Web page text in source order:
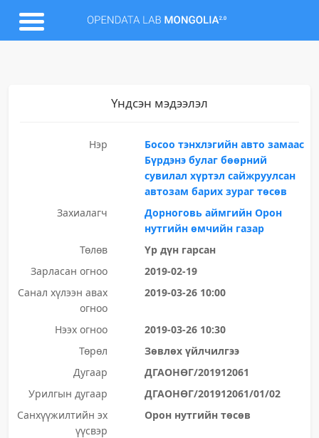
Үндсэн мэдээлэл
Нэр
Босоо тэнхлэгийн авто замаас
Бүрдэнэ булаг бөөрний
сувилал хүртэл сайжруулсан
автозам барих зураг төсөв
Захиалагч
Дорноговь аймгийн Орон
нутгийн өмчийн газар
Төлөв
Үр дүн гарсан
Зарласан огноо
2019-02-19
Санал хүлээн авах
огноо
2019-03-26 10:00
Нээх огноо
2019-03-26 10:30
Төрөл
Зөвлөх үйлчилгээ
Дугаар
ДГАОНӨГ/201912061
Урилгын дугаар
ДГАОНӨГ/201912061/01/02
Санхүүжилтийн эх
үүсвэр
Орон нутгийн төсөв